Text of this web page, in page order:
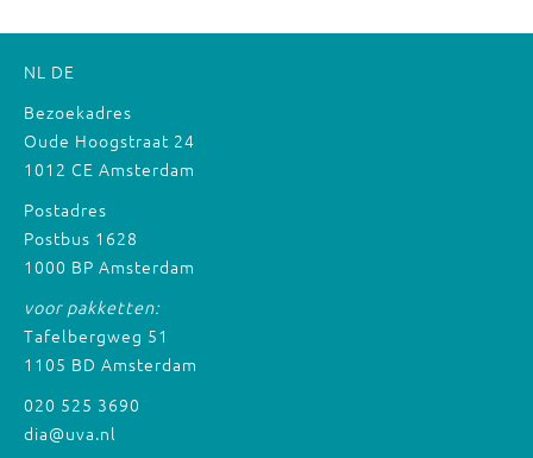
NL DE
Bezoekadres
Oude Hoogstraat 24
1012 CE Amsterdam
Postadres
Postbus 1628
1000 BP Amsterdam
voor pakketten:
Tafelbergweg 51
1105 BD Amsterdam
020 525 3690
dia@uva.nl